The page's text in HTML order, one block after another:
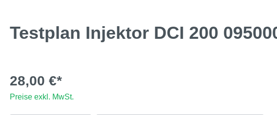
Testplan Injektor DCI 200
28,00 €*
Preise exkl. MwSt.